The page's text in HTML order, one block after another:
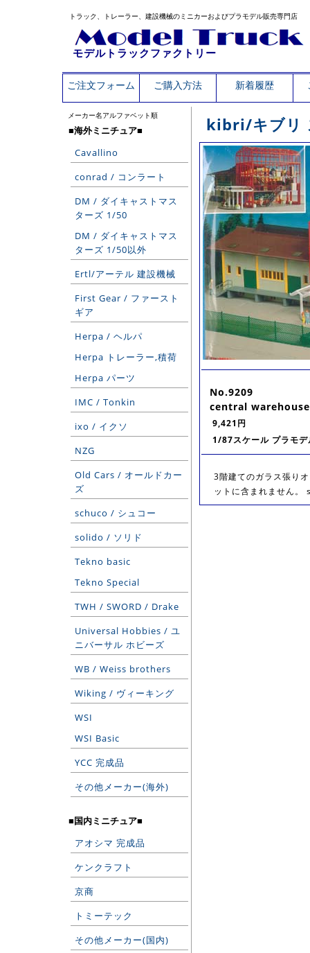
トラック、トレーラー、建設機械のミニカーおよびプラモデル販売専門店
モデルトラックファクトリー
ご注文フォーム ご購入方法 新着履歴
メーカー名アルファベット順
■海外ミニチュア■
Cavallino
conrad / コンラート
DM / ダイキャストマス
ターズ 1/50
DM / ダイキャストマス
ターズ 1/50以外
Ertl/アーテル 建設機械
First Gear / ファースト
ギア
Herpa / ヘルパ
Herpa トレーラー,積荷
Herpa パーツ
IMC / Tonkin
ixo / イクソ
NZG
Old Cars / オールドカー
ズ
schuco / シュコー
solido / ソリド
Tekno basic
Tekno Special
TWH / SWORD / Drake
Universal Hobbies / ユ
ニバーサル ホビーズ
WB / Weiss brothers
Wiking / ヴィーキング
WSI
WSI Basic
YCC 完成品
その他メーカー(海外)
■国内ミニチュア■
アオシマ 完成品
ケンクラフト
京商
トミーテック
その他メーカー(国内)
kibri/キブリ
No.9209
central warehouse
9,421円
1/87スケール プラモデ
3階建てのガラス張り
ットに含まれません